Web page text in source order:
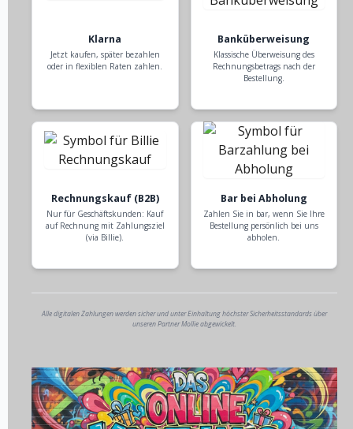
Klarna
Jetzt kaufen, später bezahlen
oder in flexiblen Raten zahlen.
Banküberweisung
Klassische Überweisung des
Rechnungsbetrags nach der
Bestellung.
Rechnungskauf (B2B)
Nur für Geschäftskunden: Kauf
auf Rechnung mit Zahlungsziel
(via Billie).
Bar bei Abholung
Zahlen Sie in bar, wenn Sie Ihre
Bestellung persönlich bei uns
abholen.
Alle digitalen Zahlungen werden sicher und unter Einhaltung höchster Sicherheitsstandards über
unseren Partner Mollie abgewickelt.